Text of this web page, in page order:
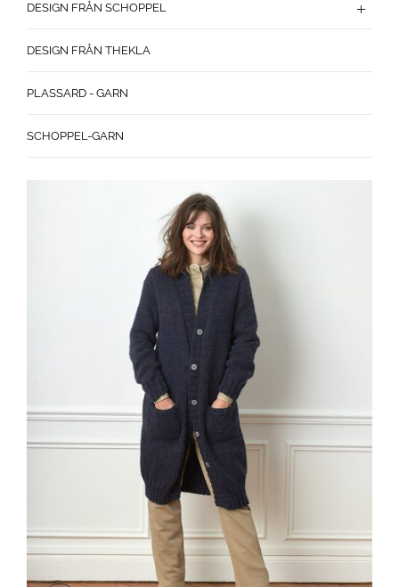
DESIGN FRÅN SCHOPPEL
DESIGN FRÅN THEKLA
PLASSARD - GARN
SCHOPPEL-GARN